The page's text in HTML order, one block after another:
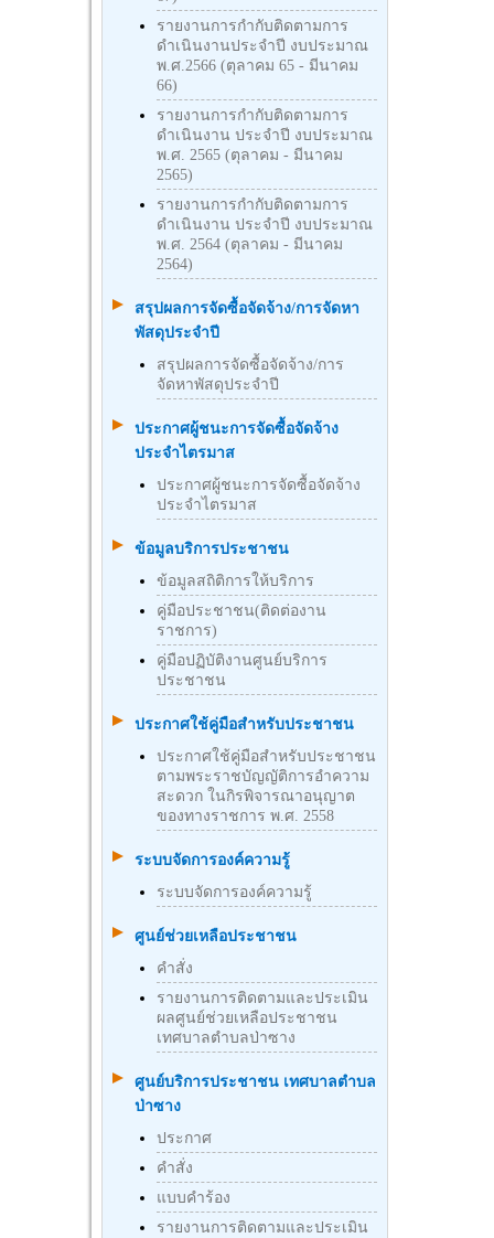
รายงานการกำกับติดตามการ
ดำเนินงานประจำปี งบประมาณ
พ.ศ.2566 (ตุลาคม 65 - มีนาคม
66)
รายงานการกำกับติดตามการ
ดำเนินงาน ประจำปี งบประมาณ
พ.ศ. 2565 (ตุลาคม - มีนาคม
2565)
รายงานการกำกับติดตามการ
ดำเนินงาน ประจำปี งบประมาณ
พ.ศ. 2564 (ตุลาคม - มีนาคม
2564)
สรุปผลการจัดซื้อจัดจ้าง/การจัดหา
พัสดุประจำปี
สรุปผลการจัดซื้อจัดจ้าง/การ
จัดหาพัสดุประจำปี
ประกาศผู้ชนะการจัดซื้อจัดจ้าง
ประจำไตรมาส
ประกาศผู้ชนะการจัดซื้อจัดจ้าง
ประจำไตรมาส
ข้อมูลบริการประชาชน
ข้อมูลสถิติการให้บริการ
คู่มือประชาชน(ติดต่องาน
ราชการ)
คู่มือปฏิบัติงานศูนย์บริการ
ประชาชน
ประกาศใช้คู่มือสำหรับประชาชน
ประกาศใช้คู่มือสำหรับประชาชน
ตามพระราชบัญญัติการอำความ
สะดวก ในกิรพิจารณาอนุญาต
ของทางราชการ พ.ศ. 2558
ระบบจัดการองค์ความรู้
ระบบจัดการองค์ความรู้
ศูนย์ช่วยเหลือประชาชน
คำสั่ง
รายงานการติดตามและประเมิน
ผลศูนย์ช่วยเหลือประชาชน
เทศบาลตำบลป่าซาง
ศูนย์บริการประชาชน เทศบาลตำบล
ป่าซาง
ประกาศ
คำสั่ง
แบบคำร้อง
รายงานการติดตามและประเมิน